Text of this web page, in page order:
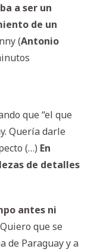
a ser un
de un
(Antonio
que “el que
Quería darle
(…) En
de detalles
antes ni
que se
de Paraguay y a